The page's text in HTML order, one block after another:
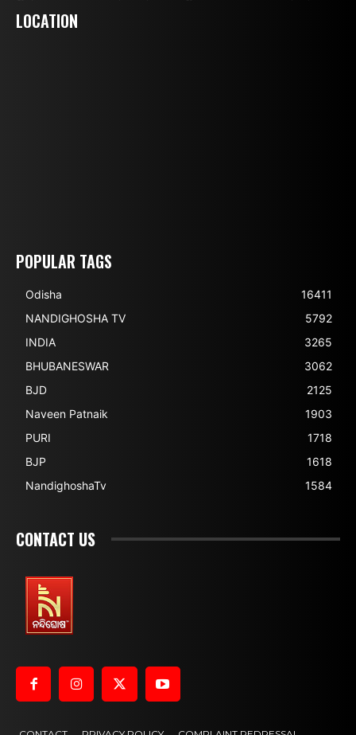
LOCATION
POPULAR TAGS
Odisha
16411
NANDIGHOSHA TV
5792
INDIA
3265
BHUBANESWAR
3062
BJD
2125
Naveen Patnaik
1903
PURI
1718
BJP
1618
NandighoshaTv
1584
CONTACT US